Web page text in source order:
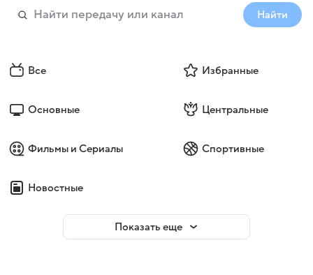
Найти
Все Избранные
Основные Центральные
Фильмы и Сериалы Спортивные
Новостные
Показать еще